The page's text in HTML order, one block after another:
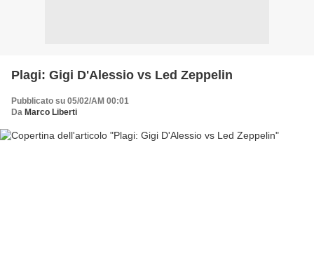
Plagi: Gigi D'Alessio vs Led Zeppelin
Pubblicato su 05/02/AM 00:01
Da Marco Liberti